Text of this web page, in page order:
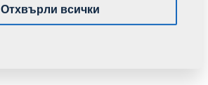
0,1600 Кг
Отхвърли всички